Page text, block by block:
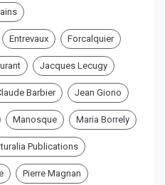
Entrevaux Forcalquier
Jacques Lecugy
Barbier Jean Giono
Manosque Maria Borrely
Publications
Pierre Magnan